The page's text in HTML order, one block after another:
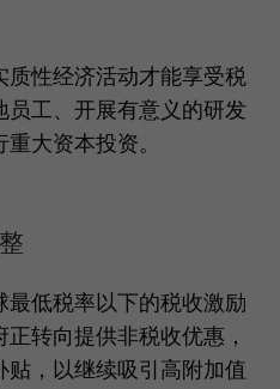
性经济活动才能享受税
工、开展有意义的研发
大资本投资。
低税率以下的税收激励
转向提供非税收优惠，
，以继续吸引高附加值